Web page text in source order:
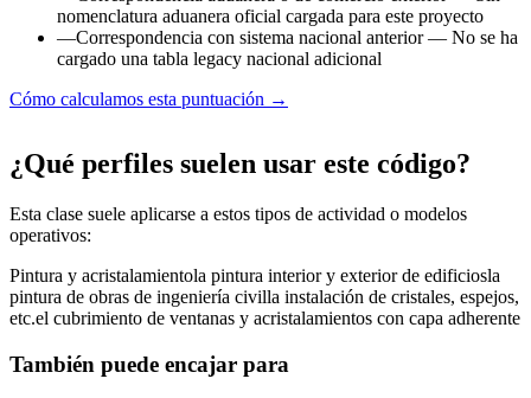
nomenclatura aduanera oficial cargada para este proyecto
—Correspondencia con sistema nacional anterior— No se ha
cargado una tabla legacy nacional adicional
Cómo calculamos esta puntuación →
¿Qué perfiles suelen usar este código?
Esta clase suele aplicarse a estos tipos de actividad o modelos
operativos:
Pintura y acristalamientola pintura interior y exterior de edificiosla
pintura de obras de ingeniería civilla instalación de cristales, espejos,
etc.el cubrimiento de ventanas y acristalamientos con capa adherente
También puede encajar para